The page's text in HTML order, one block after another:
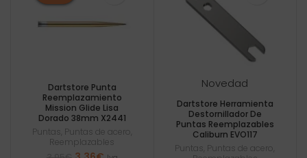
Dartstore Punta
Reemplazamiento
Mission Glide Lisa
Dorado 38mm X2441
Puntas Puntas de acero
Reemplazables
Novedad
Dartstore Herramienta
Destornillador De
Puntas Reemplazables
Caliburn EVO117
Puntas Puntas de acero